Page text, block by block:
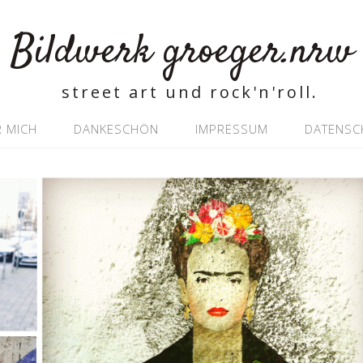
Bildwerk groeger.nrw
street art und rock'n'roll.
MICH DANKESCHÖN IMPRESSUM